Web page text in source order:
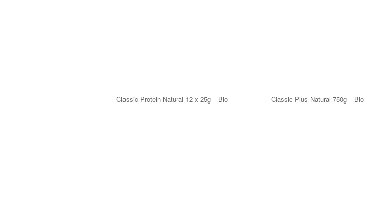
Classic Protein Natural 12 x 25g – Bio Classic Plus Natural 750g – Bio